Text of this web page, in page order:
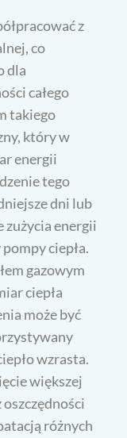
z
co
dla
całego
takiego
który w
energii
tego
dni lub
zużycia energii
ciepła.
gazowym
ciepła
może być
wzrasta.
większej
różnych